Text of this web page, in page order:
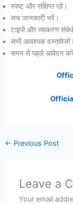
स्पष्ट और संक्षिप्त रहें।
सच जानकारी भरें।
टाइपो और व्याकरण
सभी आवश्यक
समय से पहले आवेदन
← Previous Post
Leave a
Your email